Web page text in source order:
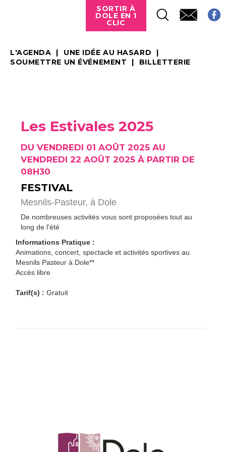
SORTIR À
DOLE EN 1
CLIC
L'AGENDA
UNE IDÉE AU HASARD
SOUMETTRE UN ÉVÉNEMENT
BILLETTERIE
Les Estivales 2025
DU VENDREDI 01 AOÛT 2025 AU
VENDREDI 22 AOÛT 2025 À PARTIR DE
08H30
FESTIVAL
Mesnils-Pasteur, à Dole
De nombreuses activités vous sont proposées tout au
long de l'été
Informations Pratique :
Animations, concert, spectacle et activités sportives au
Mesnils Pasteur à Dole**
Accès libre
Tarif(s) : Gratuit